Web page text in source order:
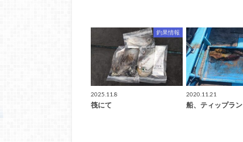
釣果情報
2025.11.8
筏にて
2020.11.21
船、ティップラン